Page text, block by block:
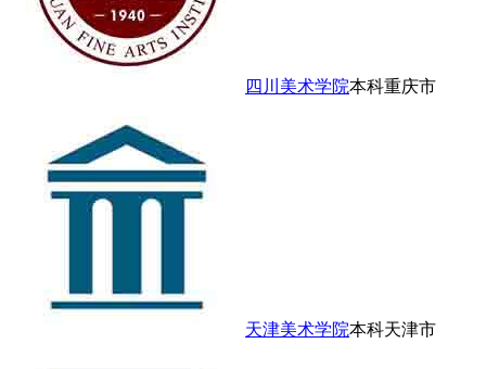
四川美术学院本科重庆市
天津美术学院本科天津市